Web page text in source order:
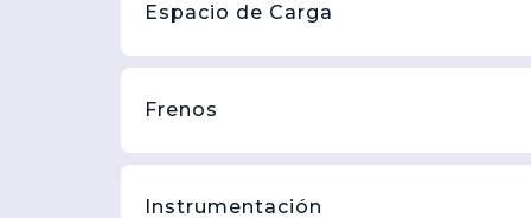
Espacio de Carga
Frenos
Instrumentación